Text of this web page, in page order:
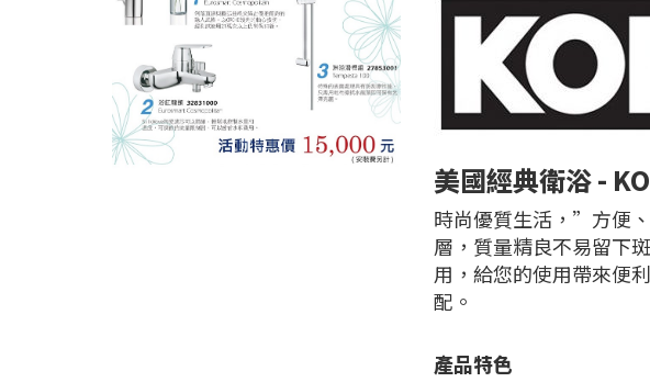
美國經典衛浴 -
時尚優質生活，”方便
層，質量精良不易留下
用，給您的使用帶來便
配。
產品特色